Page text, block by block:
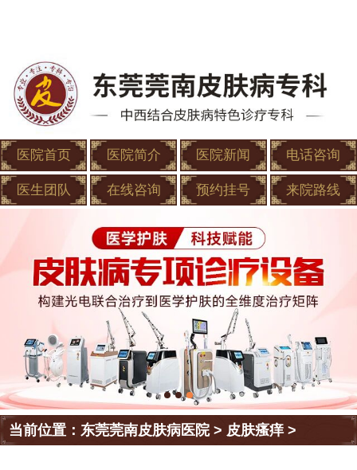
医院首页 医院简介 医院新闻 电话咨询
医生团队 在线咨询 预约挂号 来院路线
当前位置：东莞莞南皮肤病医院> 皮肤瘙痒>